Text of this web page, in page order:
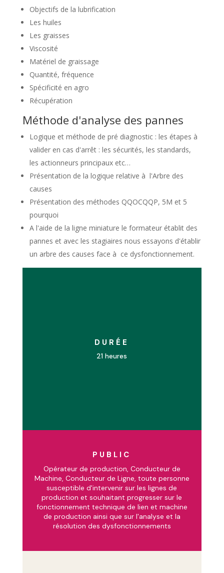
DURÉE
21 heures
PUBLIC
Opérateur de production, Conducteur de
Machine, Conducteur de Ligne, toute personne
susceptible d'intervenir sur les lignes de
production et souhaitant progresser sur le
fonctionnement technique de lien et machine
de production ainsi que sur l'analyse et la
résolution des dysfonctionnements
Objectifs de la lubrification
Les huiles
Les graisses
Viscosité
Matériel de graissage
Quantité, fréquence
Spécificité en agro
Récupération
Méthode d'analyse des pannes
Logique et méthode de pré diagnostic : les étapes à
valider en cas d'arrêt : les sécurités, les standards,
les actionneurs principaux etc…
Présentation de la logique relative à l'Arbre des
causes
Présentation des méthodes QQOCQQP, 5M et 5
pourquoi
A l'aide de la ligne miniature le formateur établit des
pannes et avec les stagiaires nous essayons d'établir
un arbre des causes face à ce dysfonctionnement.